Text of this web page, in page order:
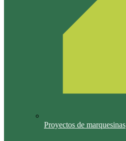
Proyectos de marquesinas